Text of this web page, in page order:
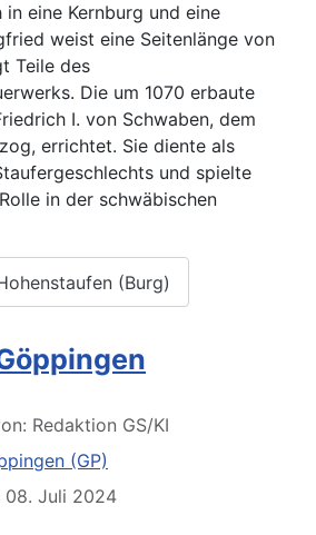
eine Kernburg und eine
weist eine Seitenlänge von
Teile des
Die um 1070 erbaute
I. von Schwaben, dem
errichtet. Sie diente als
und spielte
in der schwäbischen
(Burg)
Redaktion GS/KI
(GP)
Juli 2024